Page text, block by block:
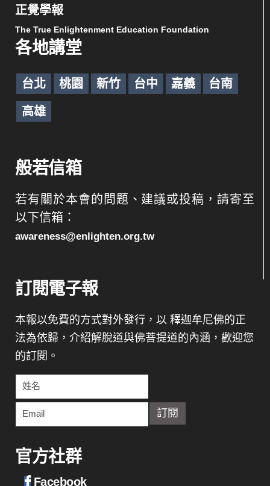
正覺學報
The True Enlightenment Education Foundation
各地講堂
台北 桃園 新竹 台中 嘉義 台南
高雄
般若信箱
若有關於本會的問題、建議或投稿，請寄至
以下信箱：
awareness@enlighten.org.tw
訂閱電子報
本報以免費的方式對外發行，以 釋迦牟尼佛的正
法為依歸，介紹解脫道與佛菩提道的內涵，歡迎您
的訂閱。
官方社群
Facebook